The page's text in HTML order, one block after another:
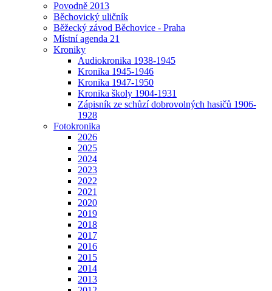
Povodně 2013
Běchovický uličník
Běžecký závod Běchovice - Praha
Místní agenda 21
Kroniky
Audiokronika 1938-1945
Kronika 1945-1946
Kronika 1947-1950
Kronika školy 1904-1931
Zápisník ze schůzí dobrovolných hasičů 1906-
1928
Fotokronika
2026
2025
2024
2023
2022
2021
2020
2019
2018
2017
2016
2015
2014
2013